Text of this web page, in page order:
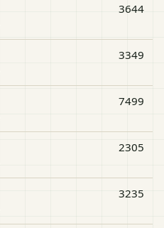
3644
3349
7499
2305
3235